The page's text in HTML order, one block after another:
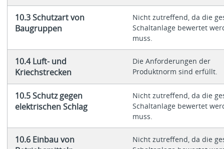
10.3 Schutzart von
Baugruppen
Nicht zutreffend, da die
Schaltanlage bewertet
muss.
10.4 Luft- und
Kriechstrecken
Die Anforderungen der
Produktnorm sind erfüllt.
10.5 Schutz gegen
elektrischen Schlag
Nicht zutreffend, da die
Schaltanlage bewertet
muss.
10.6 Einbau von
Nicht zutreffend, da die